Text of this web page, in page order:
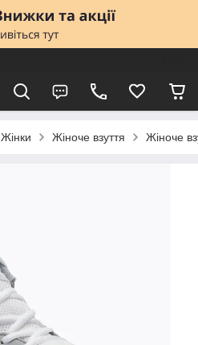
Жінки Жіноче взуття Жіноче